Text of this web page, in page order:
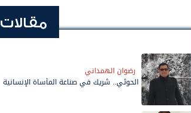
مقالات
رضوان الهمداني
الحوثي.. شريك في صناعة المأساة الإنسانية